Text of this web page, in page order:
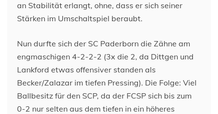
an Stabilität erlangt, ohne, dass er sich seiner
Stärken im Umschaltspiel beraubt.
Nun durfte sich der SC Paderborn die Zähne am
engmaschigen 4-2-2-2 (3x die 2, da Dittgen und
Lankford etwas offensiver standen als
Becker/Zalazar im tiefen Pressing). Die Folge: Viel
Ballbesitz für den SCP, da der FCSP sich bis zum
0-2 nur selten aus dem tiefen in ein höheres